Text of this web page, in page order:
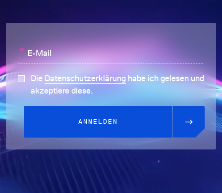
* E-Mail
Die Datenschutzerklärunghabe ich gelesen und
akzeptiere diese.
ANMELDEN